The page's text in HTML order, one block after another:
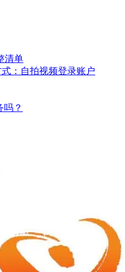
清单
：自拍视频登录账户
吗？